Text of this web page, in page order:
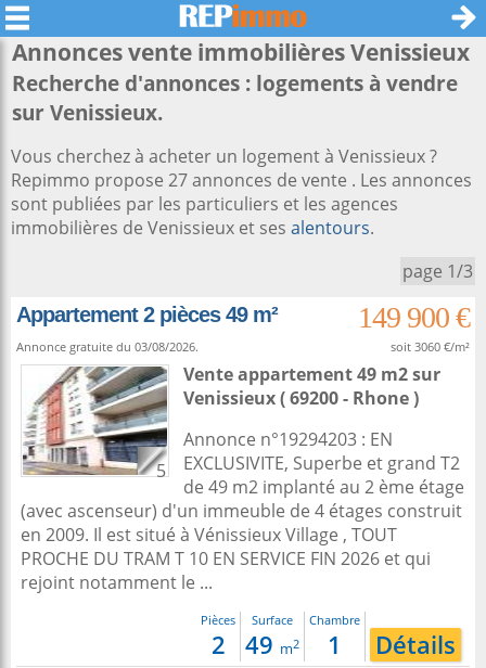
Annonces vente immobilièresVenissieux
Recherche d'annonces : logements à vendre
sur Venissieux.
Vous cherchez à acheter un logement à Venissieux ?
Repimmo propose 27 annonces de vente . Les annonces
sont publiées par les particuliers et les agences
immobilières de Venissieux et ses alentours.
page 1/3
Appartement 2 pièces 49 m²
149 900 €
Annonce gratuite du 03/08/2026. soit 3060 €/m²
5
Vente appartement 49 m2sur
Venissieux( 69200 - Rhone )
Annonce n°19294203 : EN
EXCLUSIVITE, Superbe et grand T2
de 49 m2 implanté au 2 ème étage
(avec ascenseur) d'un immeuble de 4 étages construit
en 2009. Il est situé à Vénissieux Village , TOUT
PROCHE DU TRAM T 10 EN SERVICE FIN 2026 et qui
rejoint notamment le ...
Pièces
2
Surface
49 m2
Chambre
1 Détails